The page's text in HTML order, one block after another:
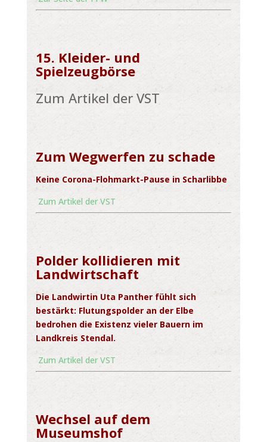
15. Kleider- und
Spielzeugbörse
Zum Artikel der VST
Zum Wegwerfen zu schade
Keine Corona-Flohmarkt-Pause in Scharlibbe
Zum Artikel der VST
Polder kollidieren mit
Landwirtschaft
Die Landwirtin Uta Panther fühlt sich
bestärkt: Flutungspolder an der Elbe
bedrohen die Existenz vieler Bauern im
Landkreis Stendal.
Zum Artikel der VST
Wechsel auf dem
Museumshof